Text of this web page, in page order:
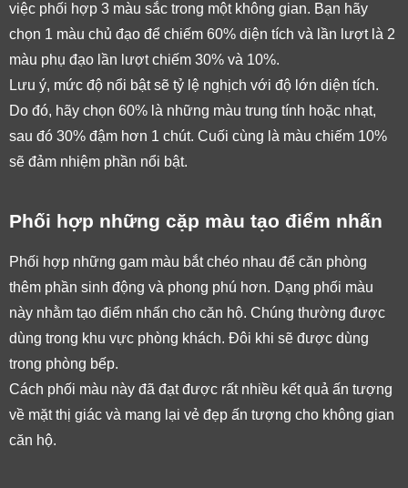
việc phối hợp 3 màu sắc trong một không gian. Bạn hãy
chọn 1 màu chủ đạo để chiếm 60% diện tích và lần lượt là 2
màu phụ đạo lần lượt chiếm 30% và 10%.
Lưu ý, mức độ nổi bật sẽ tỷ lệ nghịch với độ lớn diện tích.
Do đó, hãy chọn 60% là những màu trung tính hoặc nhạt,
sau đó 30% đậm hơn 1 chút. Cuối cùng là màu chiếm 10%
sẽ đảm nhiệm phần nổi bật.
Phối hợp những cặp màu tạo điểm nhấn
Phối hợp những gam màu bắt chéo nhau để căn phòng
thêm phần sinh động và phong phú hơn. Dạng phối màu
này nhằm tạo điểm nhấn cho căn hộ. Chúng thường được
dùng trong khu vực phòng khách. Đôi khi sẽ được dùng
trong phòng bếp.
Cách phối màu này đã đạt được rất nhiều kết quả ấn tượng
về mặt thị giác và mang lại vẻ đẹp ấn tượng cho không gian
căn hộ.